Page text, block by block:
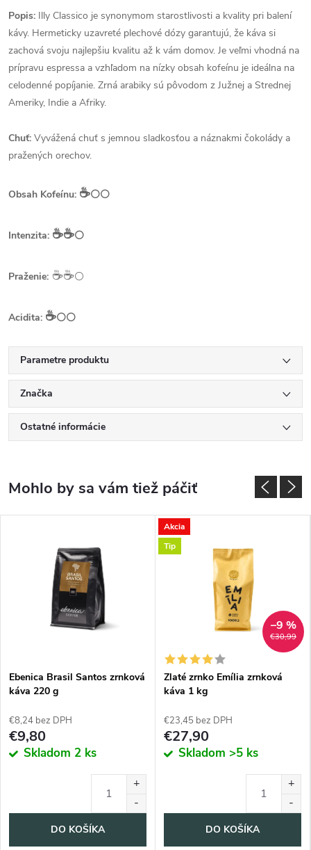
Popis: Illy Classico je synonymom starostlivosti a kvality pri balení
kávy. Hermeticky uzavreté plechové dózy garantujú, že káva si
zachová svoju najlepšiu kvalitu až k vám domov. Je veľmi vhodná na
prípravu espressa a vzhľadom na nízky obsah kofeínu je ideálna na
celodenné popíjanie. Zrná arabiky sú pôvodom z Južnej a Strednej
Ameriky, Indie a Afriky.
Chuť: Vyvážená chuť s jemnou sladkosťou a náznakmi čokolády a
pražených orechov.
Obsah Kofeínu: ☕️⚪⚪
Intenzita: ☕️☕️⚪
Praženie: ☕️☕️⚪
Acidita: ☕️⚪⚪
Parametre produktu
Značka
Ostatné informácie
Ebenica Brasil Santos zrnková
káva 220 g
€8,24 bez DPH
€9,80
Skladom 2 ks
DO KOŠÍKA
Akcia
Tip
€30,99
–9 %
Zlaté zrnko Emília zrnková
káva 1 kg
€23,45 bez DPH
€27,90
Skladom >5 ks
DO KOŠÍKA